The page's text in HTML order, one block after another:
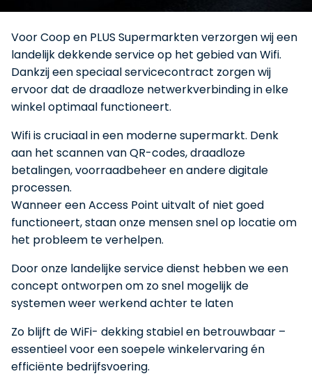
support
werken bij
blog
Utron Group
NL EN
SLUITEN
NL EN
SLUITEN
Voor Coop en PLUS Supermarkten verzorgen wij een
landelijk dekkende service op het gebied van Wifi.
Dankzij een speciaal servicecontract zorgen wij
ervoor dat de draadloze netwerkverbinding in elke
winkel optimaal functioneert.
Wifi is cruciaal in een moderne supermarkt. Denk
aan het scannen van QR-codes, draadloze
betalingen, voorraadbeheer en andere digitale
processen.
Wanneer een Access Point uitvalt of niet goed
functioneert, staan onze mensen snel op locatie om
het probleem te verhelpen.
Door onze landelijke service dienst hebben we een
concept ontworpen om zo snel mogelijk de
systemen weer werkend achter te laten
Zo blijft de WiFi- dekking stabiel en betrouwbaar –
essentieel voor een soepele winkelervaring én
efficiënte bedrijfsvoering.